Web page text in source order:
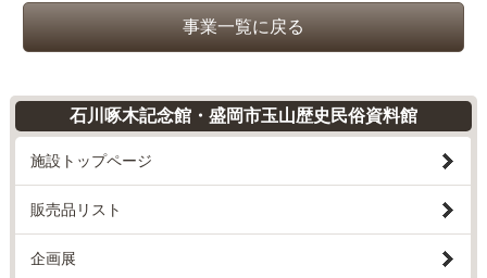
事業一覧に戻る
石川啄木記念館・盛岡市玉山歴史民俗資料館
施設トップページ
販売品リスト
企画展